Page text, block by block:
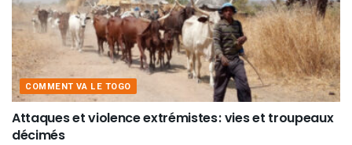
COMMENT VA LE TOGO
Attaques et violence extrémistes : vies et troupeaux
décimés